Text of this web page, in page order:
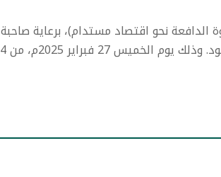
الدافعة نحو اقتصاد مستدام)، برعاية صاحبة